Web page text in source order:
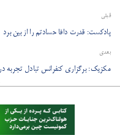
قبلی
پادکست: قدرت دافا حسادتم را از بین برد
بعدی
مکزیک: برگزاری کنفرانس تبادل تجربه در 5 نوامبر